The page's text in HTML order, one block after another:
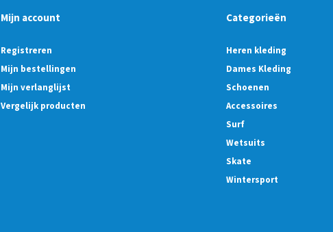
Mijn account
Registreren
Mijn bestellingen
Mijn verlanglijst
Vergelijk producten
Categorieën
Heren kleding
Dames Kleding
Schoenen
Accessoires
Surf
Wetsuits
Skate
Wintersport